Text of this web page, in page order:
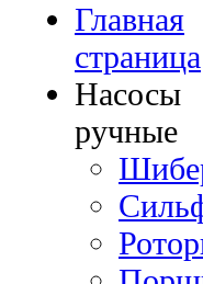
Главная
страница
Насосы
ручные